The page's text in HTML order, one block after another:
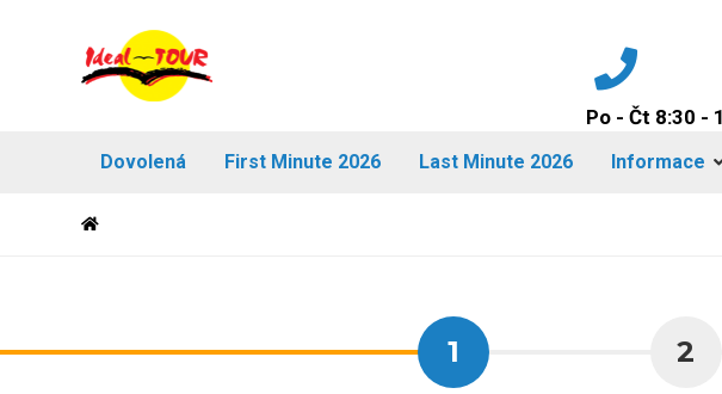
Po - Čt 8:30 -
Dovolená First Minute 2026 Last Minute 2026 Informace
1 2